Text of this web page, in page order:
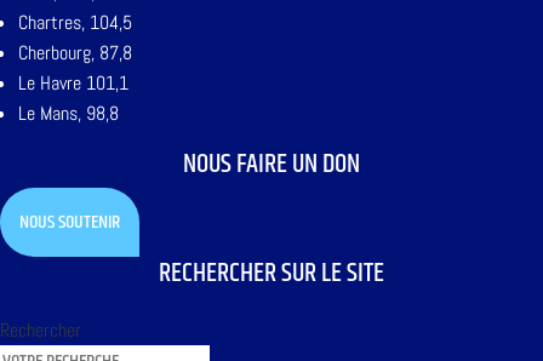
Chartres, 104,5
Cherbourg, 87,8
Le Havre 101,1
Le Mans, 98,8
NOUS FAIRE UN DON
NOUS SOUTENIR
RECHERCHER SUR LE SITE
Rechercher